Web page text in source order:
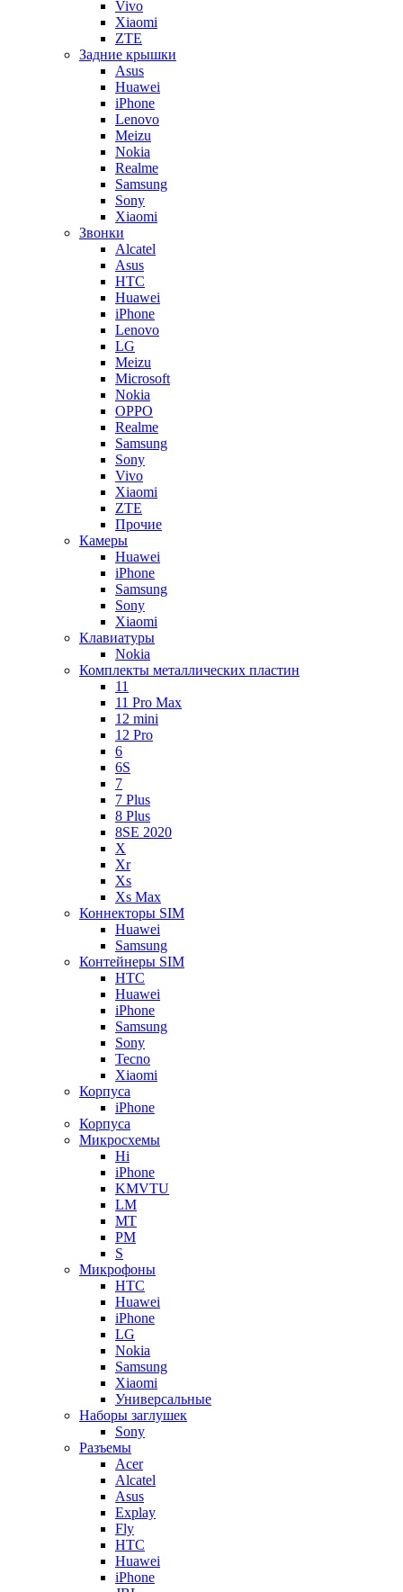
Vivo
Xiaomi
ZTE
Задние крышки
Asus
Huawei
iPhone
Lenovo
Meizu
Nokia
Realme
Samsung
Sony
Xiaomi
Звонки
Alcatel
Asus
HTC
Huawei
iPhone
Lenovo
LG
Meizu
Microsoft
Nokia
OPPO
Realme
Samsung
Sony
Vivo
Xiaomi
ZTE
Прочие
Камеры
Huawei
iPhone
Samsung
Sony
Xiaomi
Клавиатуры
Nokia
Комплекты металлических пластин
11
11 Pro Max
12 mini
12 Pro
6
6S
7
7 Plus
8 Plus
8SE 2020
X
Xr
Xs
Xs Max
Коннекторы SIM
Huawei
Samsung
Контейнеры SIM
HTC
Huawei
iPhone
Samsung
Sony
Tecno
Xiaomi
Корпуса
iPhone
Корпуса
Микросхемы
Hi
iPhone
KMVTU
LM
MT
PM
S
Микрофоны
HTC
Huawei
iPhone
LG
Nokia
Samsung
Xiaomi
Универсальные
Наборы заглушек
Sony
Разъемы
Acer
Alcatel
Asus
Explay
Fly
HTC
Huawei
iPhone